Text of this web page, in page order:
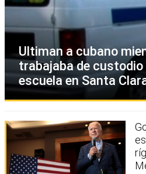
Ultiman a cubano
trabajaba de custodio
escuela en Santa